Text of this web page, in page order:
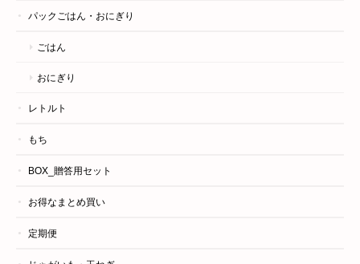
パックごはん・おにぎり
ごはん
おにぎり
レトルト
もち
BOX_贈答用セット
お得なまとめ買い
定期便